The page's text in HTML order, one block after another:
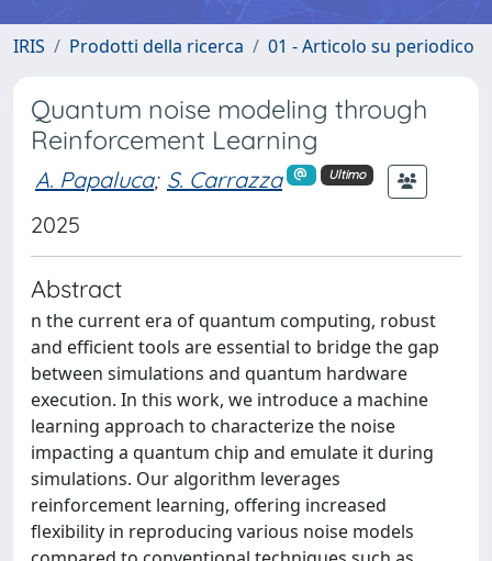
IRIS Prodotti della ricerca 01 - Articolo su periodico
Quantum noise modeling through
Reinforcement Learning
A. Papaluca; S. Carrazza Ultimo
2025
Abstract
n the current era of quantum computing, robust
and efficient tools are essential to bridge the gap
between simulations and quantum hardware
execution. In this work, we introduce a machine
learning approach to characterize the noise
impacting a quantum chip and emulate it during
simulations. Our algorithm leverages
reinforcement learning, offering increased
flexibility in reproducing various noise models